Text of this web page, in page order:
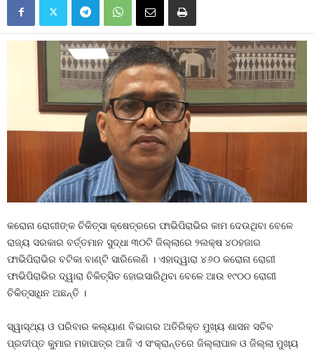
କରୋନା ରୋଗୀଙ୍କ ଚିକିତ୍ସା କ୍ଷେତ୍ରରେ ଫାଭିପିରାଭିର କାମ ଦେଉଥିବା ବେଳେ
ରାଜ୍ୟ ସରକାର ବର୍ତ୍ତମାନ ସୁଦ୍ଧା ୩୦ଟି ଜିଲ୍ଲାରେ ୨ଲକ୍ଷ ୪୦ହଜାର
ଫାଭିପିରାଭିର ବଟିକା ବାଣ୍ଟି ସାରିଲେଣି । ଏହାଦ୍ୱାରା ୪୬୦ କରୋନା ରୋଗୀ
ଫାଭିପିରାଭିର ଦ୍ୱାରା ଚିକିତ୍ସିତ ହୋଇସାରିଥିବା ବେଳେ ଆଉ ୧୯୦୦ ରୋଗୀ
ଚିକିତ୍ସାଧିନ ଅଛନ୍ତି ।
ସ୍ୱାସ୍ଥ୍ୟ ଓ ପରିବାର କଲ୍ୟାଣ ବିଭାଗର ଅତିରିକ୍ତ ମୁଖ୍ୟ ଶାସନ ସଚିବ
ପ୍ରଦୀପ୍ତ କୁମାର ମହାପାତ୍ର ଆଜି ଏ ସଂକ୍ରାନ୍ତରେ ଜିଲ୍ଲାପାଳ ଓ ଜିଲ୍ଲା ମୁଖ୍ୟ